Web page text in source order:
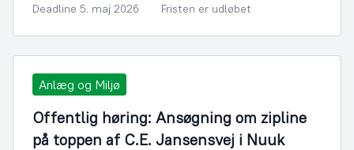
Deadline 5. maj 2026 Fristen er udløbet
Anlæg og Miljø
Offentlig høring: Ansøgning om zipline
på toppen af C.E. Jansensvej i Nuuk